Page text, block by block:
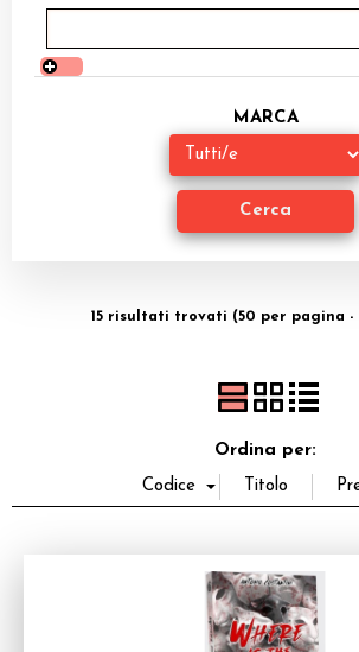
Librigame
Editoria
Giochi di Carte Collezionabili
Accessori
MARCA
15 risultati trovati (50 per pagina -
Ordina per: